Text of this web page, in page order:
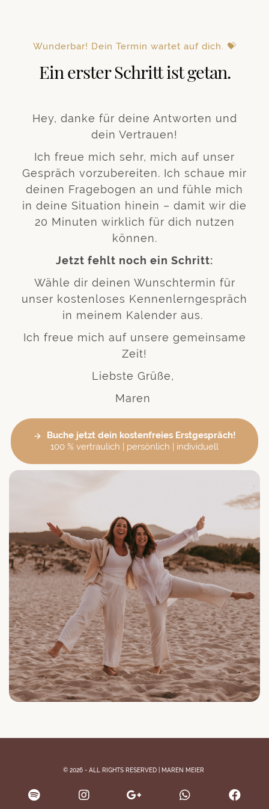
Wunderbar! Dein Termin wartet auf dich. 💝
Ein erster Schritt ist getan.
Hey, danke für deine Antworten und
dein Vertrauen!
Ich freue mich sehr, mich auf unser
Gespräch vorzubereiten. Ich schaue mir
deinen Fragebogen an und fühle mich
in deine Situation hinein – damit wir die
20 Minuten wirklich für dich nutzen
können.
Jetzt fehlt noch ein Schritt:
Wähle dir deinen Wunschtermin für
unser kostenloses Kennenlerngespräch
in meinem Kalender aus.
Ich freue mich auf unsere gemeinsame
Zeit!
Liebste Grüße,
Maren
Buche jetzt dein kostenfreies Erstgespräch!
100 % vertraulich | persönlich | individuell
© 2026 - ALL RIGHTS RESERVED | MAREN MEIER